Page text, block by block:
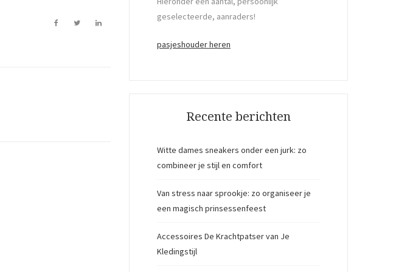
geselecteerde, aanraders!
pasjeshouder heren
Recente berichten
Witte dames sneakers onder een jurk: zo
combineer je stijl en comfort
Van stress naar sprookje: zo organiseer je
een magisch prinsessenfeest
Accessoires De Krachtpatser van Je
Kledingstijl